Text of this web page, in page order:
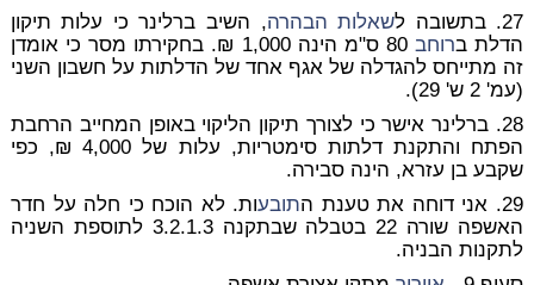
27. בתשובה ל
שאלות הבהרה, השיב ברלינר כי עלות תיקון
הדלת ברוחב
80 ס"מ הינה 1,000 ₪. בחקירתו מסר כי אומדן
זה מתייחס להגדלה של אגף אחד של הדלתות על חשבון השני
(עמ' 2 ש' 29).
28. ברלינר אישר כי לצורך תיקון הליקוי באופן המחייב הרחבת
הפתח והתקנת דלתות סימטריות, עלות של 4,000 ₪, כפי
שקבע בן עזרא, הינה סבירה.
29. אני דוחה את טענת ה
תובעות. לא הוכח כי חלה על חדר
האשפה שורה 22 בטבלה שבתקנה 3.2.1.3 לתוספת השניה
לתקנות הבניה.